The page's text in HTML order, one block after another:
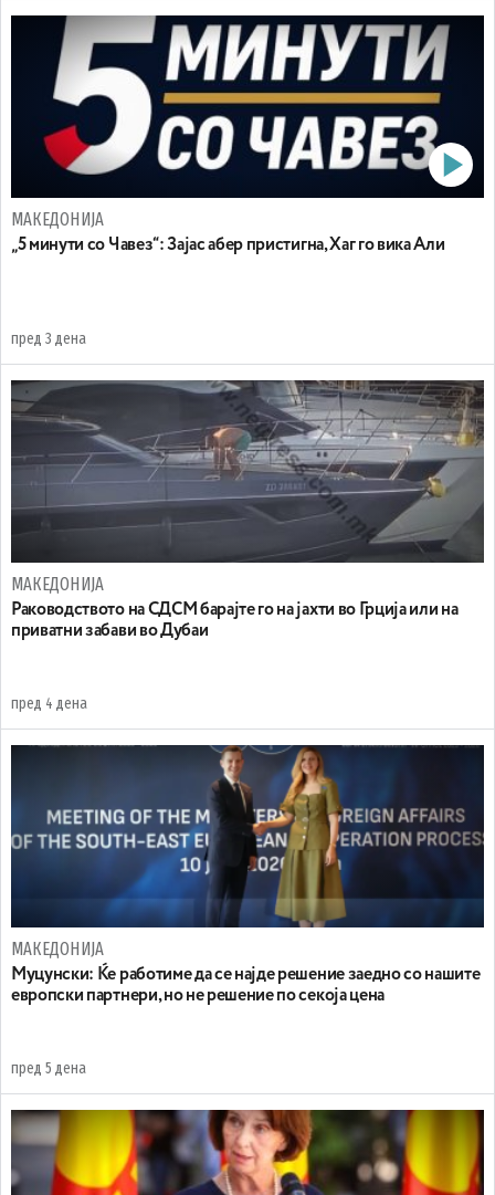
МАКЕДОНИЈА
„5 минути со Чавез“: Зајас абер пристигна, Хаг го вика Али
пред 3 дена
МАКЕДОНИЈА
Раководството на СДСМ барајте го на јахти во Грција или на
приватни забави во Дубаи
пред 4 дена
МАКЕДОНИЈА
Муцунски: Ќе работиме да се најде решение заедно со нашите
европски партнери, но не решение по секоја цена
пред 5 дена